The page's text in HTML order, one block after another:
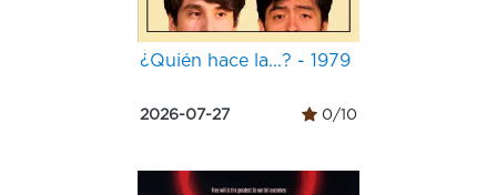
¿Quién hace la...? - 1979
2026-07-27 0/10